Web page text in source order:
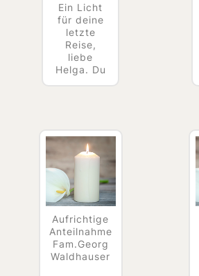
Ein Licht
für deine
letzte
Reise,
liebe
Helga. Du
Aufrichtige
Anteilnahme
Fam.Georg
Waldhauser